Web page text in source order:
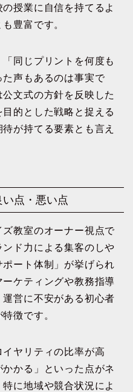
授業に自信を持てるよ
豊富です。
同じプリントを何度も
声もあるのは事実で
文式の方針を反映した
的とした戦略と捉える
が持てる要素とも言え
点・悪い点
教室のオーナー視点で
ド力による集客のしや
ート体制」が挙げられ
ケティングや教務指導
営に不安がある初心者
徴です。
ヤリティの比率が高
かる」といった点がネ
に地域や競合状況によ